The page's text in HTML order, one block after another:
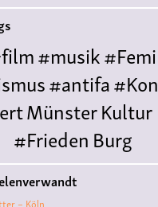
#musik#Femi
#antifa#Kon
MünsterKultur
#FriedenBurg
literatur#
#Workshop
– Köln